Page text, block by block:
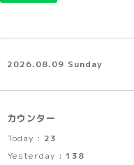
2026.08.09 Sunday
カウンター
Today : 23
Yesterday : 138